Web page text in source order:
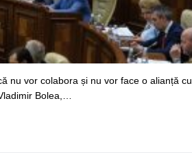
nu vor colabora și nu vor face o alianță cu
Bolea,…